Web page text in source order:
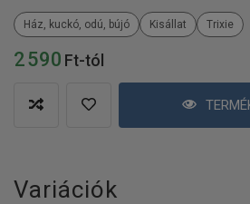
2 590 Ft-tól
Ház, kuckó, odú, bújó Kisállat Trixie
Variációk